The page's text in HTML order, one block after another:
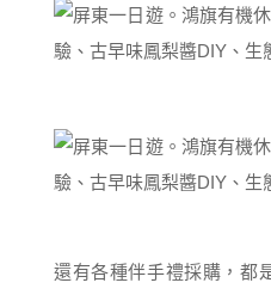
還有各種伴手禮採購，都